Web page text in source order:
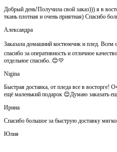
Добрый день!Получила свой заказ))) я в
ткань плотная и очень приятная) Спасибо
Александра
Заказала домашний костюмчик и плед. Всем
спасибо за оперативность и отличное
отдельное спасибо..😊💛
Nigina
Быстрая доставка, от пледа все в
ещё маленький подарок 😊Думаю заказать
Ирина
Спасибо большое за быструю доставку
Юлия